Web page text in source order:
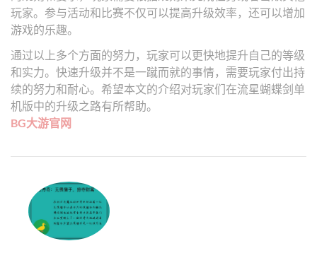
玩家。参与活动和比赛不仅可以提高升级效率，还可以增加
游戏的乐趣。
通过以上多个方面的努力，玩家可以更快地提升自己的等级
和实力。快速升级并不是一蹴而就的事情，需要玩家付出持
续的努力和耐心。希望本文的介绍对玩家们在流星蝴蝶剑单
机版中的升级之路有所帮助。
BG大游官网